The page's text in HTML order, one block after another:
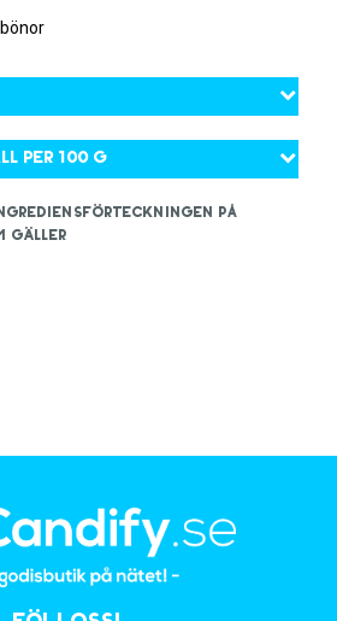
per 100 g
på
gäller